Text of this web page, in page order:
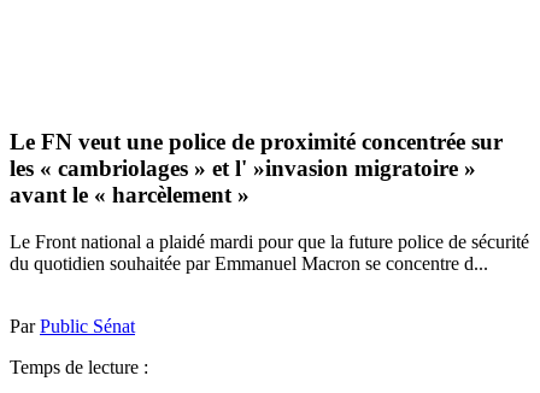
Le FN veut une police de proximité concentrée sur
les « cambriolages » et l' »invasion migratoire »
avant le « harcèlement »
Le Front national a plaidé mardi pour que la future police de sécurité
du quotidien souhaitée par Emmanuel Macron se concentre d...
ParPublic Sénat
Temps de lecture :